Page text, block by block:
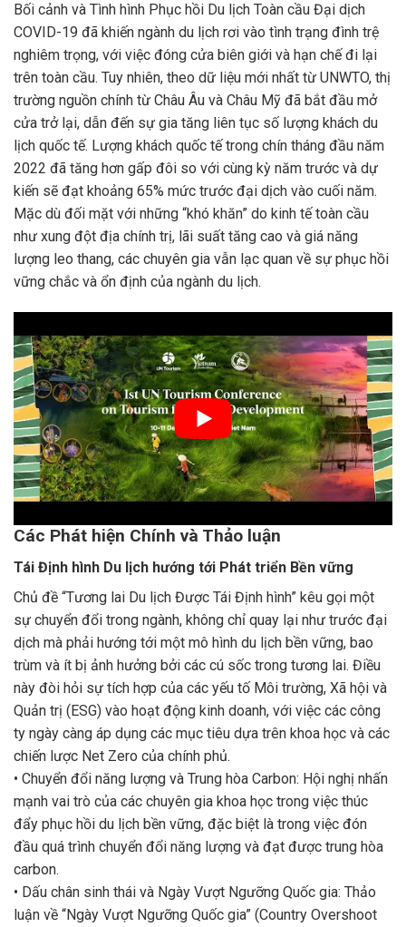
Bối cảnh và Tình hình Phục hồi Du lịch Toàn cầu Đại dịch
COVID-19 đã khiến ngành du lịch rơi vào tình trạng đình trệ
nghiêm trọng, với việc đóng cửa biên giới và hạn chế đi lại
trên toàn cầu. Tuy nhiên, theo dữ liệu mới nhất từ UNWTO, thị
trường nguồn chính từ Châu Âu và Châu Mỹ đã bắt đầu mở
cửa trở lại, dẫn đến sự gia tăng liên tục số lượng khách du
lịch quốc tế. Lượng khách quốc tế trong chín tháng đầu năm
2022 đã tăng hơn gấp đôi so với cùng kỳ năm trước và dự
kiến sẽ đạt khoảng 65% mức trước đại dịch vào cuối năm.
Mặc dù đối mặt với những “khó khăn” do kinh tế toàn cầu
như xung đột địa chính trị, lãi suất tăng cao và giá năng
lượng leo thang, các chuyên gia vẫn lạc quan về sự phục hồi
vững chắc và ổn định của ngành du lịch.
Các Phát hiện Chính và Thảo luận
Tái Định hình Du lịch hướng tới Phát triển Bền vững
Chủ đề “Tương lai Du lịch Được Tái Định hình” kêu gọi một
sự chuyển đổi trong ngành, không chỉ quay lại như trước đại
dịch mà phải hướng tới một mô hình du lịch bền vững, bao
trùm và ít bị ảnh hưởng bởi các cú sốc trong tương lai. Điều
này đòi hỏi sự tích hợp của các yếu tố Môi trường, Xã hội và
Quản trị (ESG) vào hoạt động kinh doanh, với việc các công
ty ngày càng áp dụng các mục tiêu dựa trên khoa học và các
chiến lược Net Zero của chính phủ.
• Chuyển đổi năng lượng và Trung hòa Carbon: Hội nghị nhấn
mạnh vai trò của các chuyên gia khoa học trong việc thúc
đẩy phục hồi du lịch bền vững, đặc biệt là trong việc đón
đầu quá trình chuyển đổi năng lượng và đạt được trung hòa
carbon.
• Dấu chân sinh thái và Ngày Vượt Ngưỡng Quốc gia: Thảo
luận về “Ngày Vượt Ngưỡng Quốc gia” (Country Overshoot